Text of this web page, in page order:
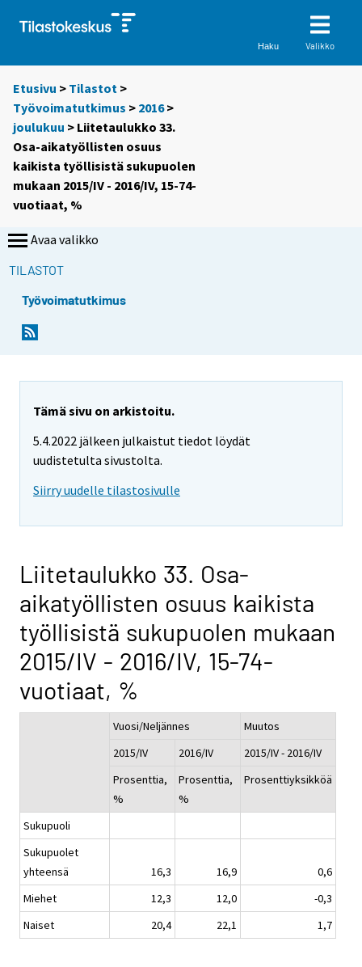
Haku Valikko
Etusivu > Tilastot >
Työvoimatutkimus > 2016>
joulukuu > Liitetaulukko 33.
Osa-aikatyöllisten osuus
kaikista työllisistä sukupuolen
mukaan 2015/IV - 2016/IV, 15-74-
vuotiaat, %
Avaa valikko
TILASTOT
Työvoimatutkimus
Tämä sivu on arkistoitu.
5.4.2022 jälkeen julkaistut tiedot löydät
uudistetulta sivustolta.
Siirry uudelle tilastosivulle
Liitetaulukko 33. Osa-
aikatyöllisten osuus kaikista
työllisistä sukupuolen mukaan
2015/IV - 2016/IV, 15-74-
vuotiaat, %
Vuosi/Neljännes
Muutos
2015/IV
2016/IV
2015/IV - 2016/IV
Prosenttia,
%
Prosenttia,
%
Prosenttiyksikköä
Sukupuoli
Sukupuolet
yhteensä
16,3 16,9
0,6
Miehet
12,3 12,0
-0,3
Naiset
20,4 22,1 1,7